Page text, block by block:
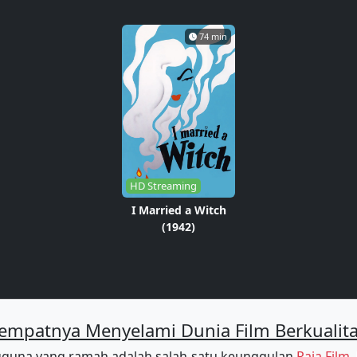
74 min
HD Streaming
I Married a Witch
(1942)
Menyelami Dunia Film